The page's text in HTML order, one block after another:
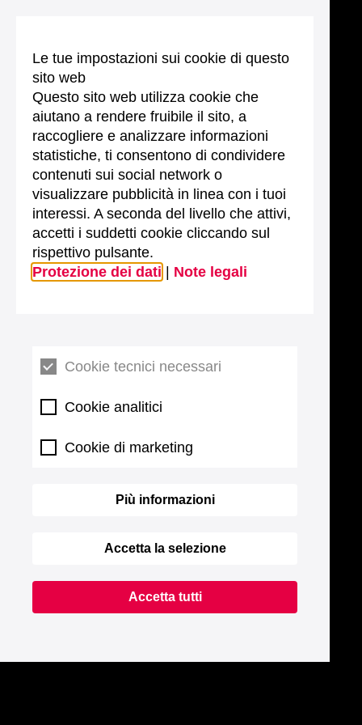
Le tue impostazioni sui cookie di questo
sito web
Questo sito web utilizza cookie che
aiutano a rendere fruibile il sito, a
raccogliere e analizzare informazioni
statistiche, ti consentono di condividere
contenuti sui social network o
visualizzare pubblicità in linea con i tuoi
interessi. A seconda del livello che attivi,
accetti i suddetti cookie cliccando sul
rispettivo pulsante.
Protezione dei dati
Note legali
Cookie tecnici necessari
Cookie analitici
Cookie di marketing
Più informazioni
Accetta la selezione
Accetta tutti